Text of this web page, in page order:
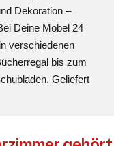
Dekoration –
Deine Möbel 24
verschiedenen
bis zum
Geliefert